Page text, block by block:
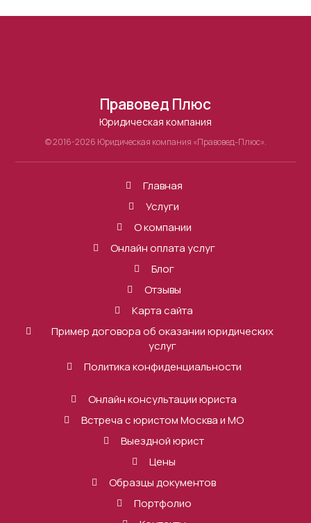
Правовед Плюс
Юридическая компания
© 2016-2026 Юридическая компания «Правовед-Плюс».
Главная
Услуги
О компании
Онлайн оплата услуг
Блог
Отзывы
Карта сайта
Пример договора об оказании юридических
услуг
Политика конфиденциальности
Онлайн консультации юриста
Встреча с юристом Москва и МО
Выездной юрист
Цены
Образцы документов
Портфолио